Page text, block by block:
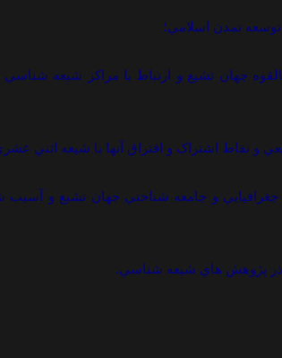
بالقوه جهان تشيع و ارتباط با مراکز شيعه شناسي
جغرافيايي و جامعه شناختي جهان تشيع و آسيب